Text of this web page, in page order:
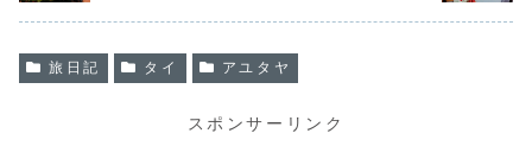
o
k
r
旅日記 タイ アユタヤ
スポンサーリンク